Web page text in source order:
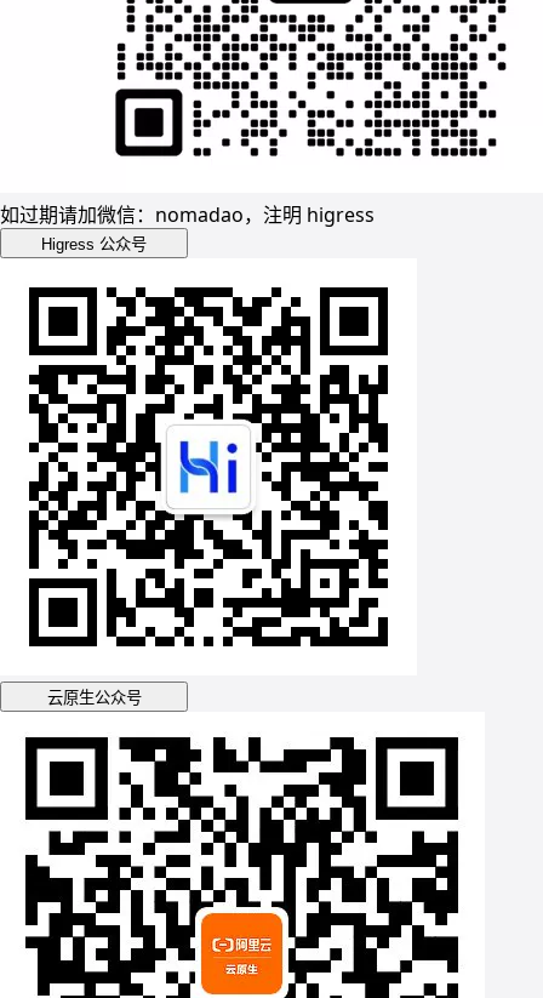
如过期请加微信：nomadao，注明 higress
Higress 公众号
云原生公众号